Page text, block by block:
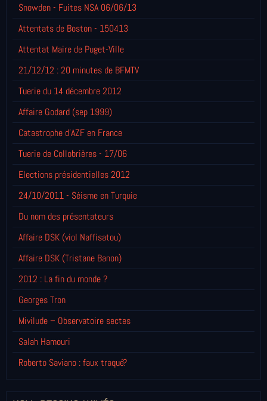
Snowden - Fuites NSA 06/06/13
Attentats de Boston - 150413
Attentat Maire de Puget-Ville
21/12/12 : 20 minutes de BFMTV
Tuerie du 14 décembre 2012
Affaire Godard (sep 1999)
Catastrophe d'AZF en France
Tuerie de Collobrières - 17/06
Elections présidentielles 2012
24/10/2011 - Séisme en Turquie
Du nom des présentateurs
Affaire DSK (viol Naffisatou)
Affaire DSK (Tristane Banon)
2012 : La fin du monde ?
Georges Tron
Mivilude – Observatoire sectes
Salah Hamouri
Roberto Saviano : faux traqué?